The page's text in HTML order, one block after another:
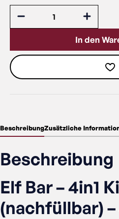
In den
BeschreibungZusätzliche
Beschreibung
Elf Bar – 4in1
(nachfüllbar) –